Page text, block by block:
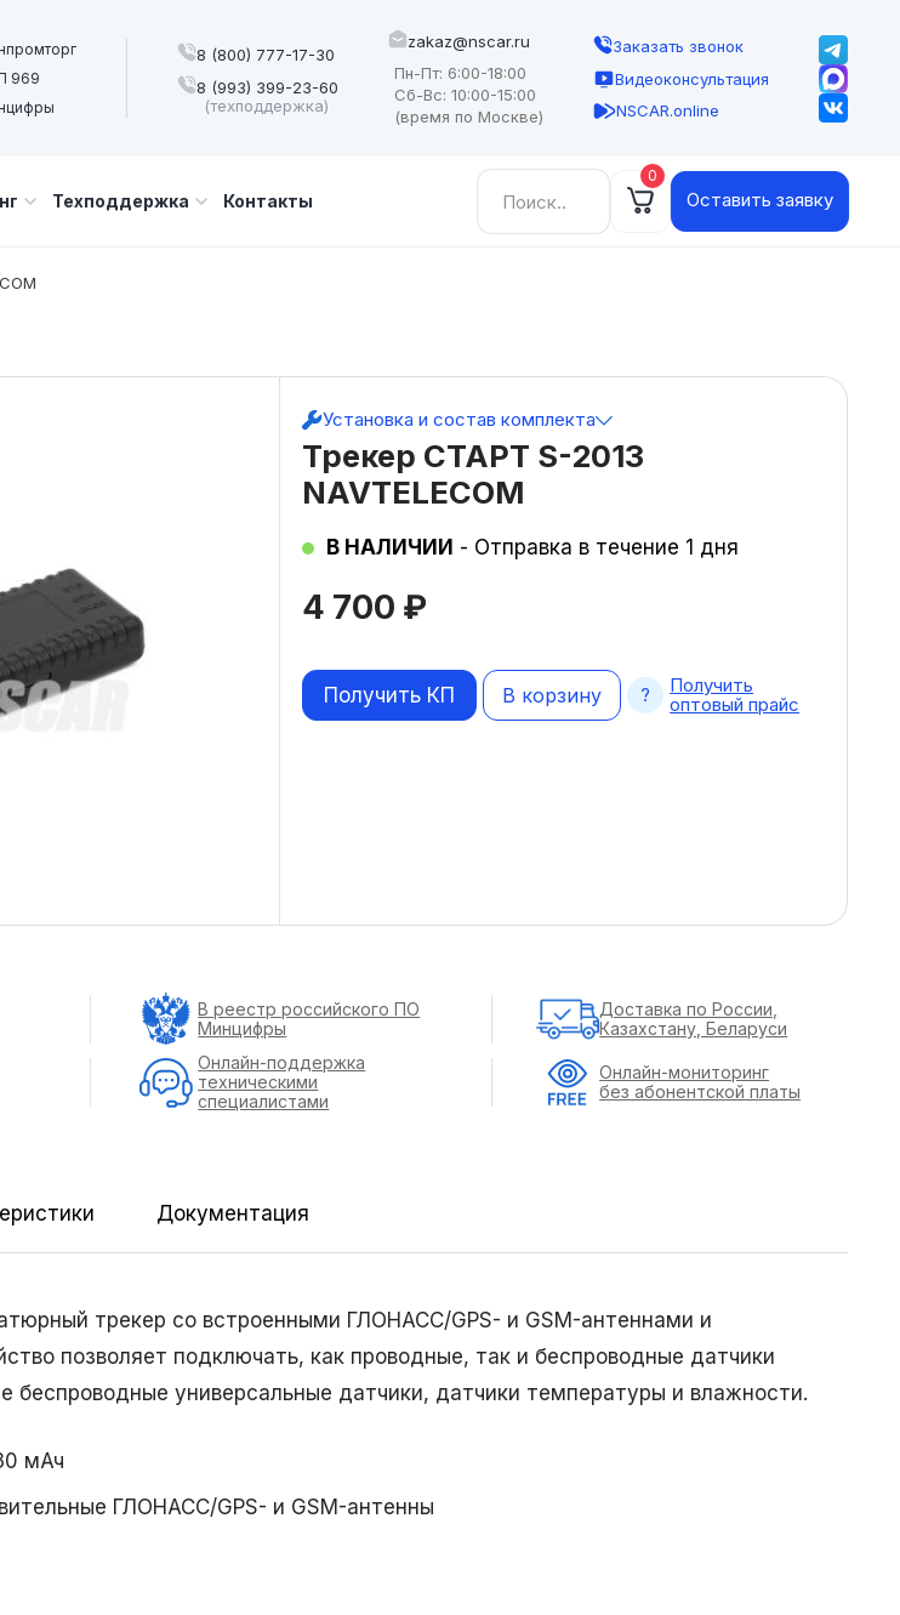
969
8 (800) 777-17-30
8 (993) 399-23-60
(техподдержка)
zakaz@nscar.ru
Пн-Пт: 6:00-18:00
Сб-Вс: 10:00-15:00
(время по Москве)
Заказать звонок
Видеоконсультация
NSCAR.online
Техподдержка Контакты
Найти: 0
Оставить заявку
Трекер СТАРТ S-2013
NAVTELECOM
4 700 ₽
В НАЛИЧИИ - Отправка в течение 1 дня
Установка и состав комплекта
В корзину
Получить КП
Получить
оптовый прайс
Документация
трекер со встроенными ГЛОНАСС/GPS- и GSM-антеннами и
позволяет подключать, как проводные, так и беспроводные датчики
беспроводные универсальные датчики, датчики температуры и влажности.
мАч
ГЛОНАСС/GPS- и GSM-антенны
В реестр российского ПО
Минцифры
Доставка по России,
Казахстану, Беларуси
Онлайн-поддержка
техническими
специалистами
Онлайн-мониторинг
без абонентской платы